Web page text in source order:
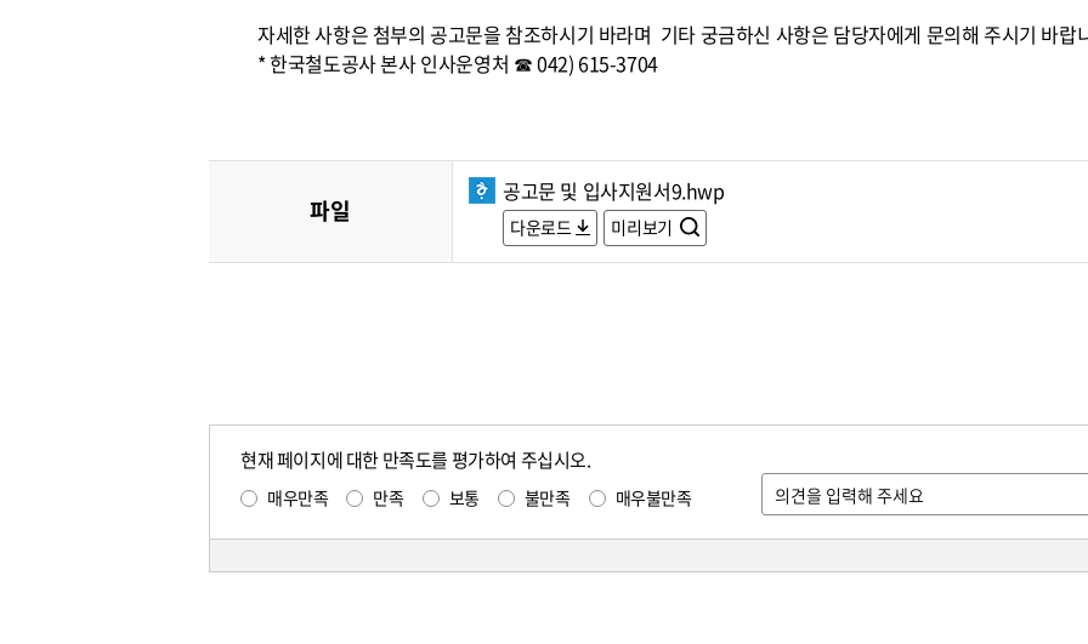
자세한 사항은 첨부의 공고문을 참조하시기 바라며 기타 궁금하신 사항은 담당자에게 문의해 주시기 바랍
* 한국철도공사 본사 인사운영처 ☎ 042) 615-3704
파일
공고문 및 입사지원서9.hwp
다운로드 미리보기
현재 페이지에 대한 만족도를 평가하여 주십시오.
매우만족 만족 보통 불만족 매우불만족